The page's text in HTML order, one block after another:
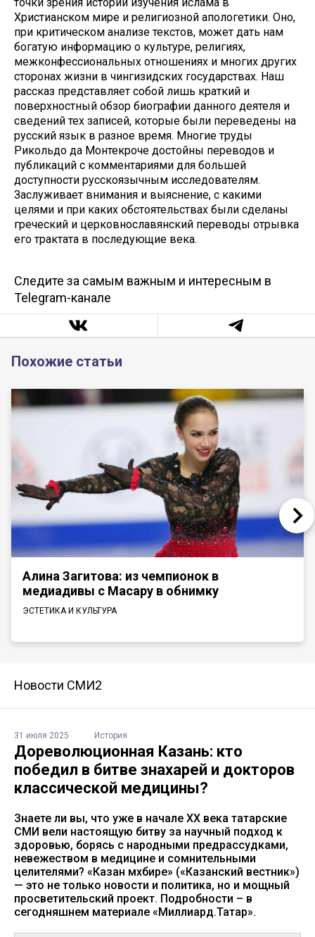
Христианском мире и религиозной апологетики. Оно,
при критическом анализе текстов, может дать нам
богатую информацию о культуре, религиях,
межконфессиональных отношениях и многих других
сторонах жизни в чингизидских государствах. Наш
рассказ представляет собой лишь краткий и
поверхностный обзор биографии данного деятеля и
сведений тех записей, которые были переведены на
русский язык в разное время. Многие труды
Рикольдо да Монтекроче достойны переводов и
публикаций с комментариями для большей
доступности русскоязычным исследователям.
Заслуживает внимания и выяснение, с какими
целями и при каких обстоятельствах были сделаны
греческий и церковнославянский переводы отрывка
его трактата в последующие века.
Следите за самым важным и интересным в
Telegram-канале
Похожие статьи
Алина Загитова: из чемпионок в
медиадивы с Масару в обнимку
ЭСТЕТИКА И КУЛЬТУРА
Новости СМИ2
31 июля 2025 История
Дореволюционная Казань: кто
победил в битве знахарей и докторов
классической медицины?
Знаете ли вы, что уже в начале XX века татарские
СМИ вели настоящую битву за научный подход к
здоровью, борясь с народными предрассудками,
невежеством в медицине и сомнительными
целителями? «Казан мөхбире» («Казанский вестник»)
— это не только новости и политика, но и мощный
просветительский проект. Подробности – в
сегодняшнем материале «Миллиард.Татар».